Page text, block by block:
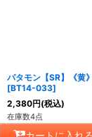
パタモン【SR】《黄》
[BT14-033]
2,380円(税込)
在庫数4点